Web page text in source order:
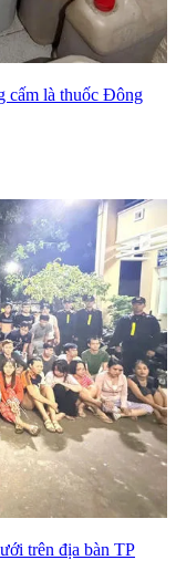
cấm là thuốc Đông
trên địa bàn TP